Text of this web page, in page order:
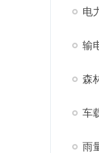
电
输
森
车
雨